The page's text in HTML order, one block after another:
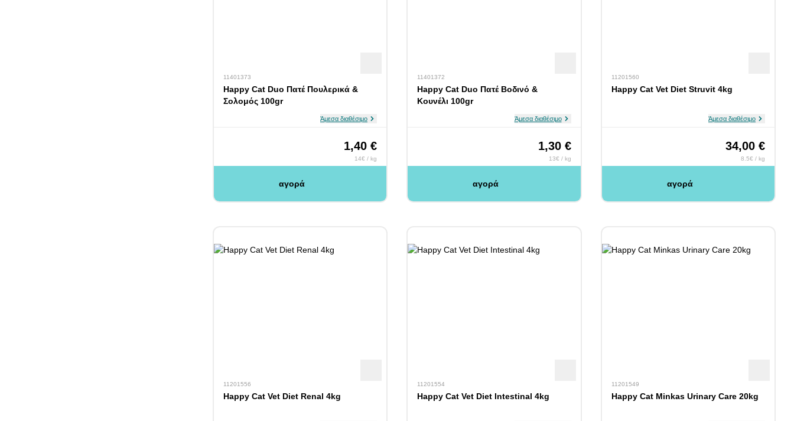
11401373
Happy Cat Duo Πατέ Πουλερικά &
Σολομός 100gr
Άμεσα διαθέσιμο
1,40 €
14€ / kg
αγορά
11401372
Happy Cat Duo Πατέ Βοδινό &
Κουνέλι 100gr
Άμεσα διαθέσιμο
1,30 €
13€ / kg
αγορά
11201560
Happy Cat Vet Diet Struvit 4kg
Άμεσα διαθέσιμο
34,00 €
8.5€ / kg
αγορά
11201556
Happy Cat Vet Diet Renal 4kg
11201554
Happy Cat Vet Diet Intestinal 4kg
11201549
Happy Cat Minkas Urinary Care 20kg